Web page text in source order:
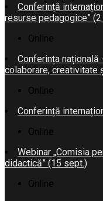
Conferință
resurse pedagogice”
Online
Conferința națională
colaborare, creativitate
Online
Conferință
Online
Webinar „Comisia
didactică” (15 sept.)
Online